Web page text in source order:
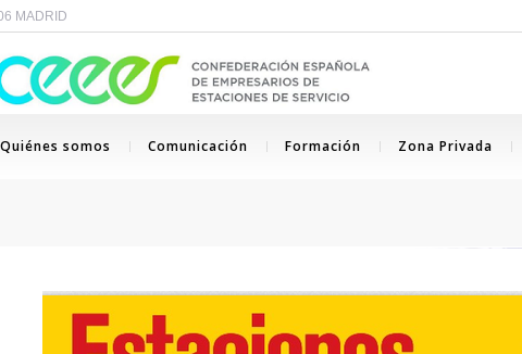
MADRID
Quiénes somos Comunicación Formación Zona Privada